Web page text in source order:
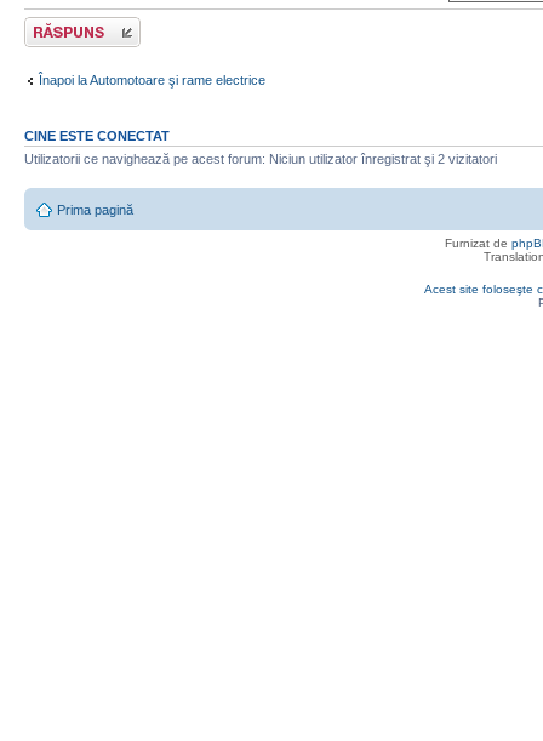
Răspunde
Înapoi la Automotoare şi rame electrice
CINE ESTE CONECTAT
Utilizatorii ce navighează pe acest forum: Niciun utilizator înregistrat şi 2 vizitatori
Prima pagină
Furnizat de
Acest site foloseşte